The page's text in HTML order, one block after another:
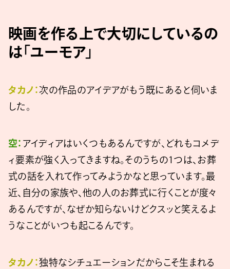
映画を作る上で大切にしているの
は「ユーモア」
タカノ：次の作品のアイデアがもう既にあると伺いま
した。
空： アイディアはいくつもあるんですが、どれもコメデ
ィ要素が強く入ってきますね。そのうちの1つは、お葬
式の話を入れて作ってみようかなと思っています。最
近、自分の家族や、他の人のお葬式に行くことが度々
あるんですが、なぜか知らないけどクスッと笑えるよ
うなことがいつも起こるんです。
タカノ：独特なシチュエーションだからこそ生まれる